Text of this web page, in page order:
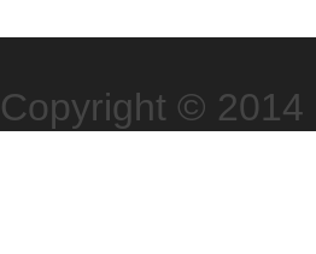
Copyright © 2014